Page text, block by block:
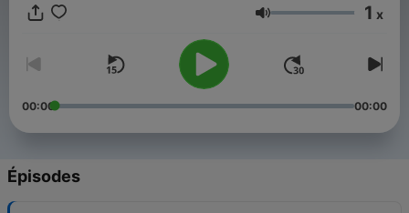
Emprendedores es el podcast de Negocios más escuchado del
Volume 1 x
00:00 00:00
Épisodes